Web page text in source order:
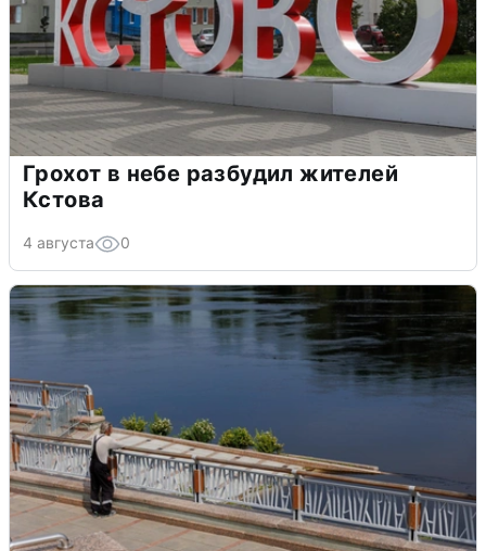
Грохот в небе разбудил жителей
Кстова
4 августа 0